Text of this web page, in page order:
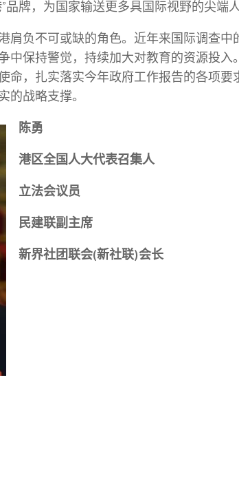
牌，为国家输送更多具国际视野的尖端人
肩负不可或缺的角色。近年来国际调查中
中保持警觉，持续加大对教育的资源投入
命，扎实落实今年政府工作报告的各项
的战略支撑。
陈勇
港区全国人大代表召集人
立法会议员
民建联副主席
新界社团联会(新社联)会长